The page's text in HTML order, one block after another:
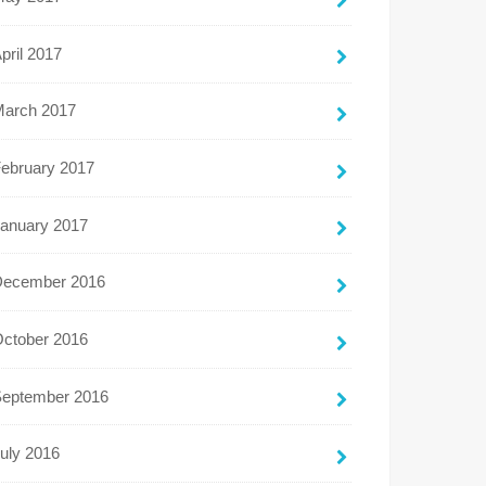
2017
2017
2017
2017
2016
2016
2016
2016